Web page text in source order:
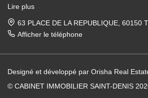
immobilière ainsi qu'en location et gestion.
Des formations régulières dispensées en
Pour la vente de votre maison,
entre Ressons-sur-Matz et Attichy et
communes entre Compiègne et Noyon,
Lire plus
63 PLACE DE LA REPUBLIQUE, 60150
Afficher le téléphone
Designé et développé par Orisha Real
© CABINET IMMOBILIER SAINT-DENIS